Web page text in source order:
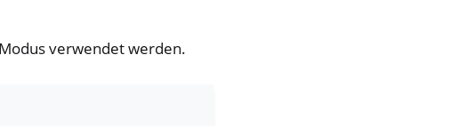
verwendet werden.